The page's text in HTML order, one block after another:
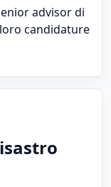
advisor di
candidature